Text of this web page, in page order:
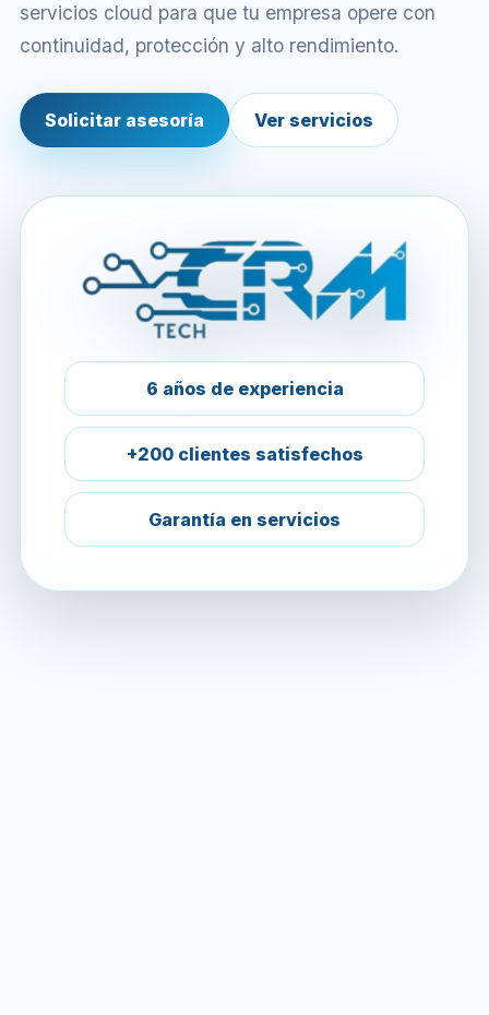
servicios cloud para que tu empresa opere con
continuidad, protección y alto rendimiento.
Solicitar asesoría Ver servicios
6 años de experiencia
+200 clientes satisfechos
Garantía en servicios